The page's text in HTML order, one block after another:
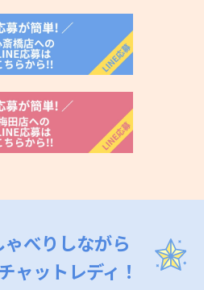
べりしながら
ャットレディ！